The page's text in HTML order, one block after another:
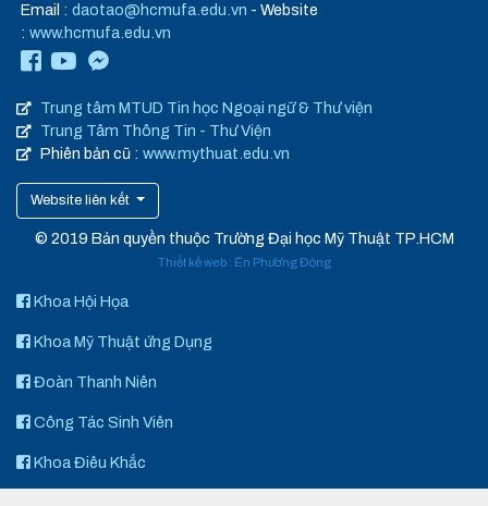
Email : daotao@hcmufa.edu.vn - Website
: www.hcmufa.edu.vn
Trung tâm MTUD Tin học Ngoại ngữ & Thư viện
Trung Tâm Thông Tin - Thư Viện
Phiên bản cũ : www.mythuat.edu.vn
Website liên kết
© 2019 Bản quyền thuộc Trường Đại học Mỹ Thuật TP.HCM
Thiết kế web: Én Phương Đông
Khoa Hội Họa
Khoa Mỹ Thuật ứng Dụng
Đoàn Thanh Niên
Công Tác Sinh Viên
Khoa Điêu Khắc